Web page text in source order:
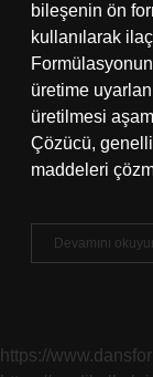
bileşenin ön
kullanılarak
üretime
üretilmesi
Çözücü,
maddeleri
Devamını
https://